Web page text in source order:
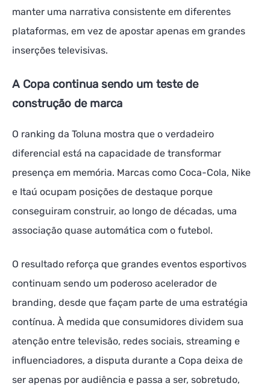
manter uma narrativa consistente em diferentes
plataformas, em vez de apostar apenas em grandes
inserções televisivas.
A Copa continua sendo um teste de
construção de marca
O ranking da Toluna mostra que o verdadeiro
diferencial está na capacidade de transformar
presença em memória. Marcas como Coca-Cola, Nike
e Itaú ocupam posições de destaque porque
conseguiram construir, ao longo de décadas, uma
associação quase automática com o futebol.
O resultado reforça que grandes eventos esportivos
continuam sendo um poderoso acelerador de
branding, desde que façam parte de uma estratégia
contínua. À medida que consumidores dividem sua
atenção entre televisão, redes sociais, streaming e
influenciadores, a disputa durante a Copa deixa de
ser apenas por audiência e passa a ser, sobretudo,